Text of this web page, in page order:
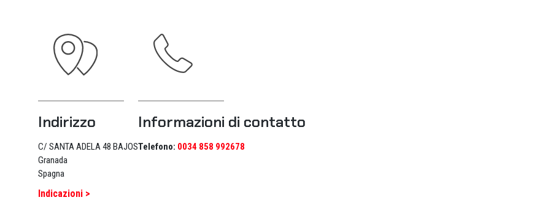
Indirizzo
C/ SANTA ADELA 48 BAJOS
Granada
Spagna
Indicazioni >
Informazioni di contatto
Telefono: 0034 858 992678